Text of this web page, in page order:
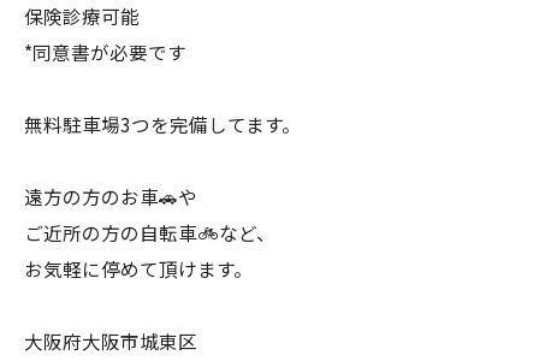
保険診療可能
*同意書が必要です
無料駐車場3つを完備してます。
遠方の方のお車🚗や
ご近所の方の自転車🚲など、
お気軽に停めて頂けます。
大阪府大阪市城東区